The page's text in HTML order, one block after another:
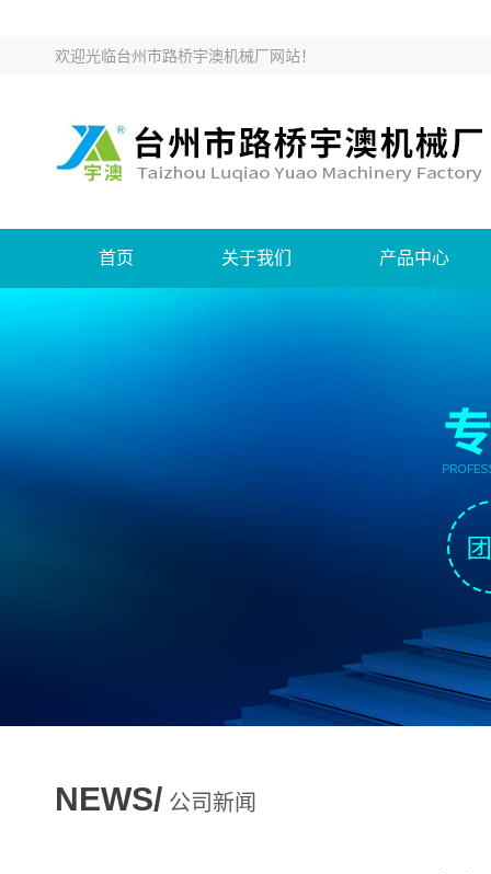
欢迎光临台州市路桥宇澳机械厂网站！
首页 关于我们 产品中心
NEWS/ 公司新闻